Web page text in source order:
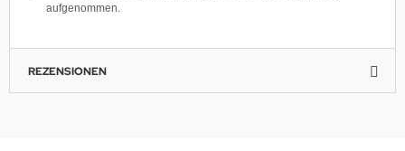
aufgenommen.
REZENSIONEN